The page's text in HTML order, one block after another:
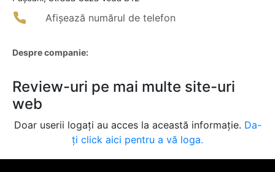
Afișează numărul de telefon
Despre companie:
Review-uri pe mai multe site-uri
web
Doar userii logați au acces la această informație. Da-
ți click aici pentru a vă loga.